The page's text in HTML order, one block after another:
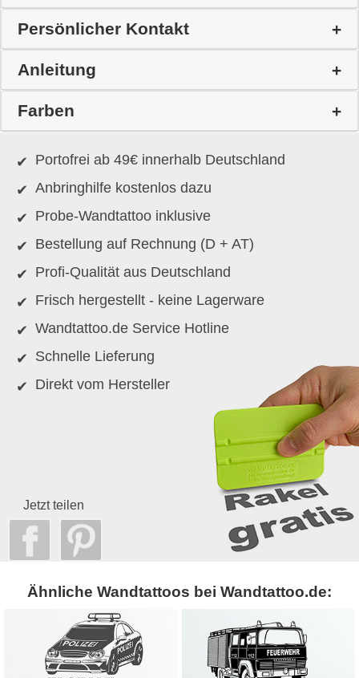
Persönlicher Kontakt
Anleitung
Farben
Portofrei ab 49€ innerhalb Deutschland
Anbringhilfe kostenlos dazu
Probe-Wandtattoo inklusive
Bestellung auf Rechnung (D + AT)
Profi-Qualität aus Deutschland
Frisch hergestellt - keine Lagerware
Wandtattoo.de Service Hotline
Schnelle Lieferung
Direkt vom Hersteller
Jetzt teilen
Ähnliche Wandtattoos bei Wandtattoo.de: